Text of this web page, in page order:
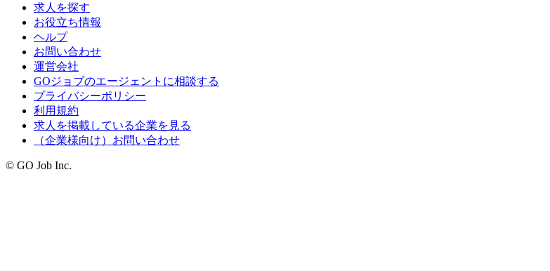
求人を探す
お役立ち情報
ヘルプ
お問い合わせ
運営会社
GOジョブのエージェントに相談する
プライバシーポリシー
利用規約
求人を掲載している企業を見る
（企業様向け）お問い合わせ
© GO Job Inc.